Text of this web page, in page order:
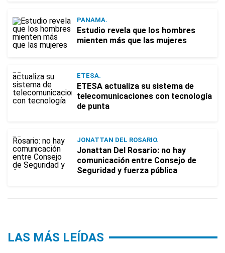
PANAMA.
Estudio revela que los hombres
mienten más que las mujeres
ETESA.
ETESA actualiza su sistema de
telecomunicaciones con tecnología
de punta
JONATTAN DEL ROSARIO.
Jonattan Del Rosario: no hay
comunicación entre Consejo de
Seguridad y fuerza pública
LAS MÁS LEÍDAS